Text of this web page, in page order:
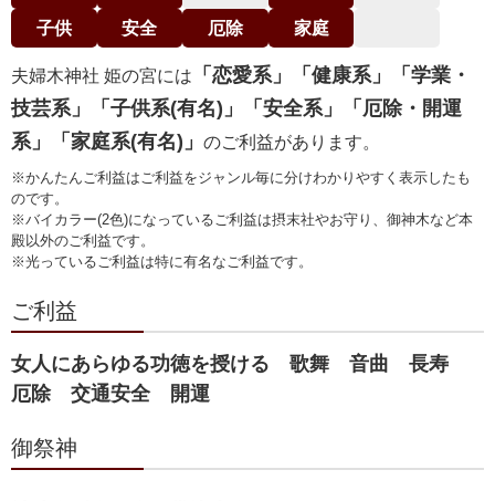
子供 安全 厄除 家庭
夫婦木神社 姫の宮には
「恋愛系」「健康系」「学業・
技芸系」「子供系(有名)」「安全系」「厄除・開運
系」「家庭系(有名)」 のご利益があります。
※かんたんご利益はご利益をジャンル毎に分けわかりやすく表示したも
のです。
※バイカラー(2色)になっているご利益は摂末社やお守り、御神木など本
殿以外のご利益です。
※光っているご利益は特に有名なご利益です。
ご利益
女人にあらゆる功徳を授ける 歌舞 音曲 長寿
厄除 交通安全 開運
御祭神